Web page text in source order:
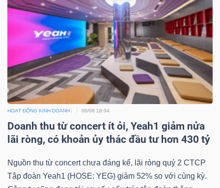
HOẠT ĐỘNG KINH DOANH 06/08 18:04
Doanh thu từ concert ít ỏi, Yeah1 giảm nửa
lãi ròng, có khoản ủy thác đầu tư hơn 430 tỷ
Nguồn thu từ concert chưa đáng kể, lãi ròng quý 2 CTCP
Tập đoàn Yeah1 (HOSE: YEG) giảm 52% so với cùng kỳ.
khoán
Tất cả Cổ phiếu Chỉ số Chứng chỉ quỹ Chứng
Lãnh
đạo
(-)
Người liên quan Cổ đông lớn
tức
(-)